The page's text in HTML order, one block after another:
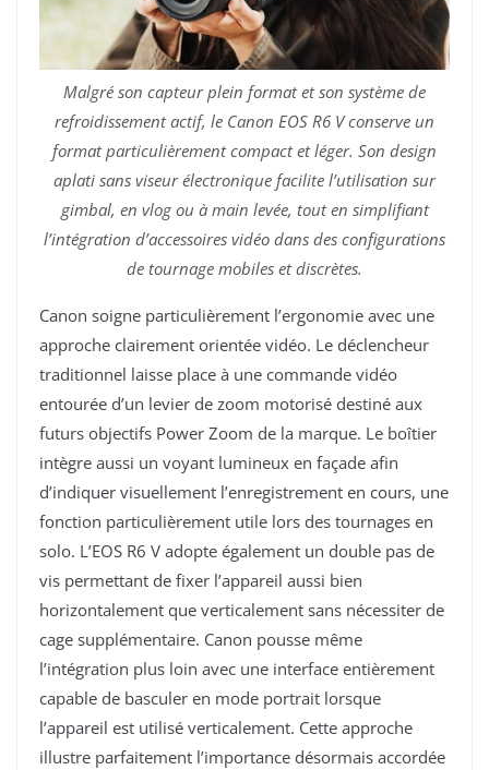
Malgré son capteur plein format et son système de
refroidissement actif, le Canon EOS R6 V conserve un
format particulièrement compact et léger. Son design
aplati sans viseur électronique facilite l’utilisation sur
gimbal, en vlog ou à main levée, tout en simplifiant
l’intégration d’accessoires vidéo dans des configurations
de tournage mobiles et discrètes.
Canon soigne particulièrement l’ergonomie avec une
approche clairement orientée vidéo. Le déclencheur
traditionnel laisse place à une commande vidéo
entourée d’un levier de zoom motorisé destiné aux
futurs objectifs Power Zoom de la marque. Le boîtier
intègre aussi un voyant lumineux en façade afin
d’indiquer visuellement l’enregistrement en cours, une
fonction particulièrement utile lors des tournages en
solo. L’EOS R6 V adopte également un double pas de
vis permettant de fixer l’appareil aussi bien
horizontalement que verticalement sans nécessiter de
cage supplémentaire. Canon pousse même
l’intégration plus loin avec une interface entièrement
capable de basculer en mode portrait lorsque
l’appareil est utilisé verticalement. Cette approche
illustre parfaitement l’importance désormais accordée